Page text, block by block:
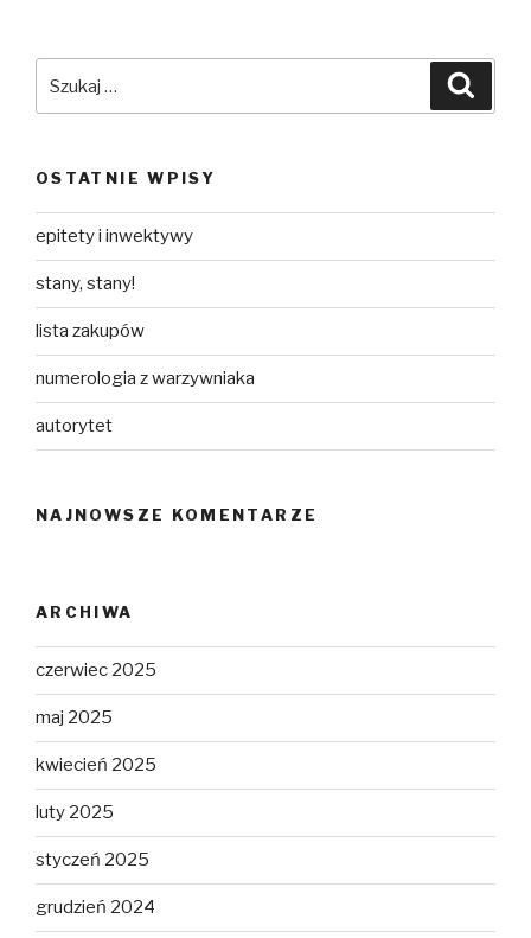
OSTATNIE WPISY
epitety i inwektywy
stany, stany!
lista zakupów
numerologia z warzywniaka
autorytet
NAJNOWSZE KOMENTARZE
ARCHIWA
czerwiec 2025
maj 2025
kwiecień 2025
luty 2025
styczeń 2025
grudzień 2024